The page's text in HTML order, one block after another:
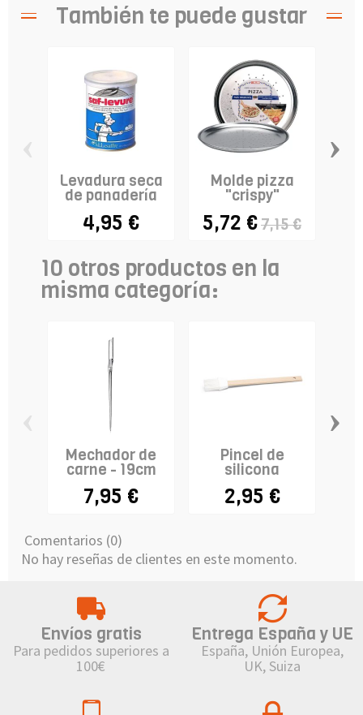
También te puede gustar
Levadura seca
de panadería
4,95 €
Molde pizza
"crispy"
5,72 €7,15 €
›
10 otros productos en la
misma categoría:
Mechador de
carne - 19cm
7,95 €
Pincel de
silicona
2,95 €
›
Comentarios (0)
No hay reseñas de clientes en este momento.
Envíos gratis
Para pedidos superiores a
100€
Entrega España y UE
España, Unión Europea,
UK, Suiza